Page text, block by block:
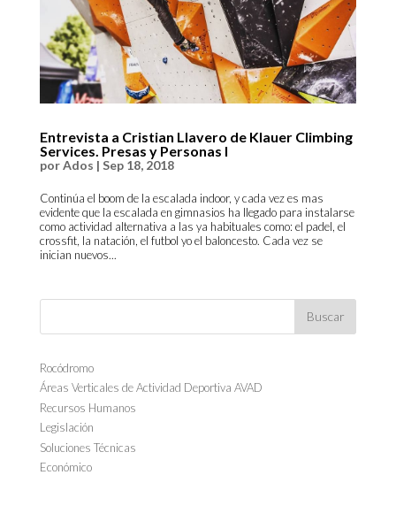
Entrevista a Cristian Llavero de Klauer Climbing
Services. Presas y Personas I
porAdos | Sep 18, 2018
Continúa el boom de la escalada indoor, y cada vez es mas
evidente que la escalada en gimnasios ha llegado para instalarse
como actividad alternativa a las ya habituales como: el padel, el
crossfit, la natación, el futbol yo el baloncesto. Cada vez se
inician nuevos...
Rocódromo
Áreas Verticales de Actividad Deportiva AVAD
Recursos Humanos
Legislación
Soluciones Técnicas
Económico